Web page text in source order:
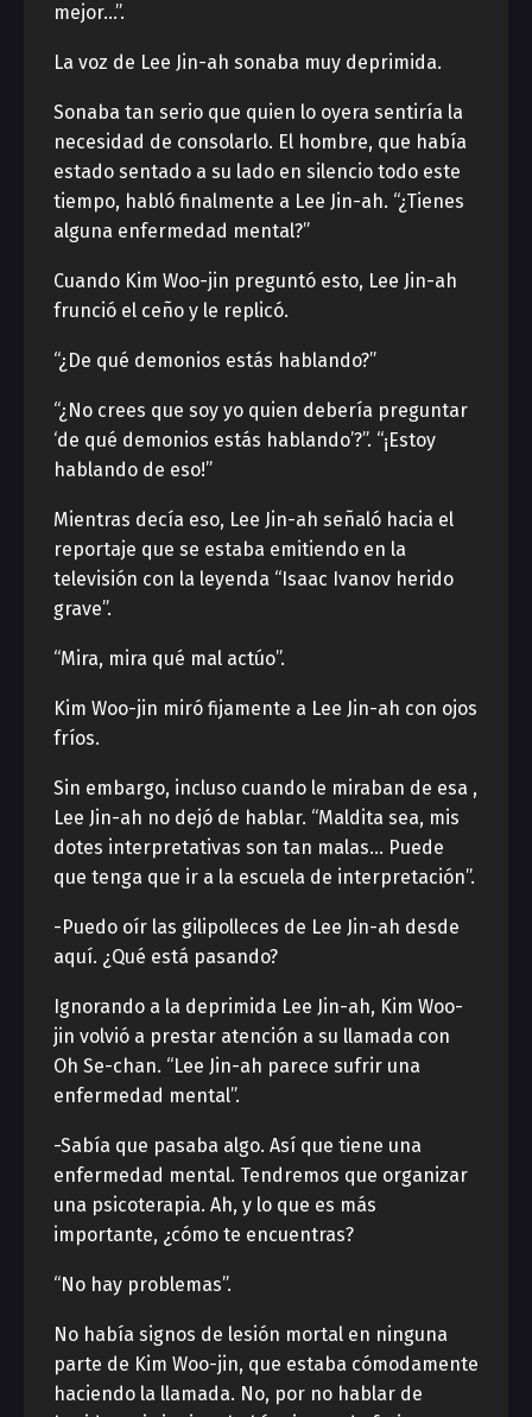
mejor…”.
La voz de Lee Jin-ah sonaba muy deprimida.
Sonaba tan serio que quien lo oyera sentiría la
necesidad de consolarlo. El hombre, que había
estado sentado a su lado en silencio todo este
tiempo, habló finalmente a Lee Jin-ah. “¿Tienes
alguna enfermedad mental?”
Cuando Kim Woo-jin preguntó esto, Lee Jin-ah
frunció el ceño y le replicó.
“¿De qué demonios estás hablando?”
“¿No crees que soy yo quien debería preguntar
‘de qué demonios estás hablando’?”. “¡Estoy
hablando de eso!”
Mientras decía eso, Lee Jin-ah señaló hacia el
reportaje que se estaba emitiendo en la
televisión con la leyenda “Isaac Ivanov herido
grave”.
“Mira, mira qué mal actúo”.
Kim Woo-jin miró fijamente a Lee Jin-ah con ojos
fríos.
Sin embargo, incluso cuando le miraban de esa ,
Lee Jin-ah no dejó de hablar. “Maldita sea, mis
dotes interpretativas son tan malas… Puede
que tenga que ir a la escuela de interpretación”.
-Puedo oír las gilipolleces de Lee Jin-ah desde
aquí. ¿Qué está pasando?
Ignorando a la deprimida Lee Jin-ah, Kim Woo-
jin volvió a prestar atención a su llamada con
Oh Se-chan. “Lee Jin-ah parece sufrir una
enfermedad mental”.
-Sabía que pasaba algo. Así que tiene una
enfermedad mental. Tendremos que organizar
una psicoterapia. Ah, y lo que es más
importante, ¿cómo te encuentras?
“No hay problemas”.
No había signos de lesión mortal en ninguna
parte de Kim Woo-jin, que estaba cómodamente
haciendo la llamada. No, por no hablar de